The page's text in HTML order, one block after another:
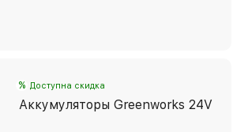
% Доступна скидка
Аккумуляторы Greenworks 24V